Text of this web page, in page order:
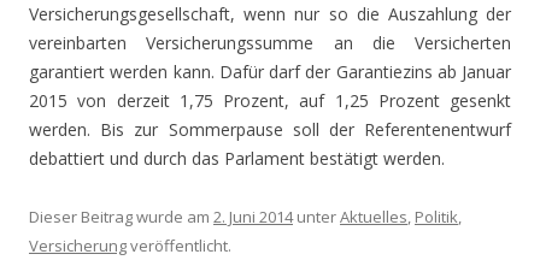
Versicherungsgesellschaft, wenn nur so die Auszahlung der
vereinbarten Versicherungssumme an die Versicherten
garantiert werden kann. Dafür darf der Garantiezins ab Januar
2015 von derzeit 1,75 Prozent, auf 1,25 Prozent gesenkt
werden. Bis zur Sommerpause soll der Referentenentwurf
debattiert und durch das Parlament bestätigt werden.
Dieser Beitrag wurde am 2. Juni 2014unterAktuelles, Politik,
Versicherungveröffentlicht.